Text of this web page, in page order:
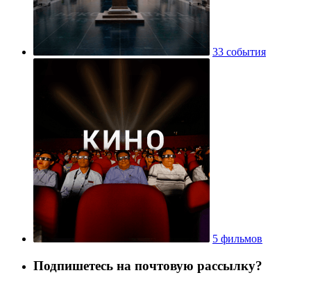
33 события
5 фильмов
Подпишетесь на почтовую рассылку?